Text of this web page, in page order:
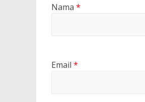
Nama *
Email *